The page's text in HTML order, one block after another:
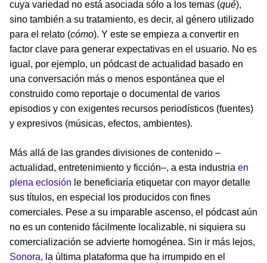
cuya variedad no está asociada sólo a los temas (qué),
sino también a su tratamiento, es decir, al género utilizado
para el relato (cómo). Y este se empieza a convertir en
factor clave para generar expectativas en el usuario. No es
igual, por ejemplo, un pódcast de actualidad basado en
una conversación más o menos espontánea que el
construido como reportaje o documental de varios
episodios y con exigentes recursos periodísticos (fuentes)
y expresivos (músicas, efectos, ambientes).
Más allá de las grandes divisiones de contenido –
actualidad, entretenimiento y ficción–, a esta industria en
plena eclosión le beneficiaría etiquetar con mayor detalle
sus títulos, en especial los producidos con fines
comerciales. Pese a su imparable ascenso, el pódcast aún
no es un contenido fácilmente localizable, ni siquiera su
comercialización se advierte homogénea. Sin ir más lejos,
Sonora, la última plataforma que ha irrumpido en el